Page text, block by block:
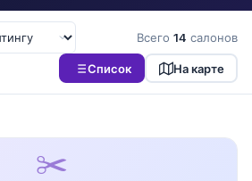
Всего 14 салонов
Список На карте
✂️